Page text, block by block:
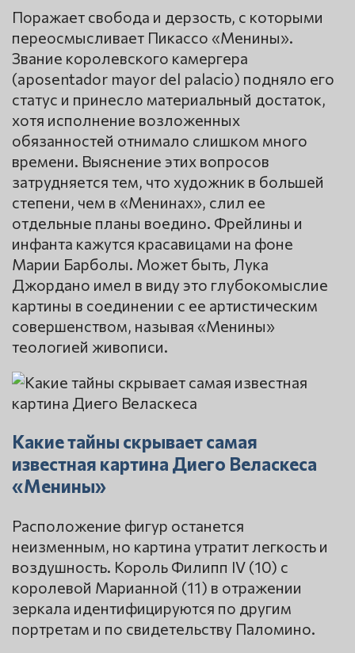
Поражает свобода и дерзость, с которыми
переосмысливает Пикассо «Менины».
Звание королевского камергера
(aposentador mayor del palacio) подняло его
статус и принесло материальный достаток,
хотя исполнение возложенных
обязанностей отнимало слишком много
времени. Выяснение этих вопросов
затрудняется тем, что художник в большей
степени, чем в «Менинах», слил ее
отдельные планы воедино. Фрейлины и
инфанта кажутся красавицами на фоне
Марии Барболы. Может быть, Лука
Джордано имел в виду это глубокомыслие
картины в соединении с ее артистическим
совершенством, называя «Менины»
теологией живописи.
Какие тайны скрывает самая
известная картина Диего Веласкеса
«Менины»
Расположение фигур останется
неизменным, но картина утратит легкость и
воздушность. Король Филипп IV (10) с
королевой Марианной (11) в отражении
зеркала идентифицируются по другим
портретам и по свидетельству Паломино.